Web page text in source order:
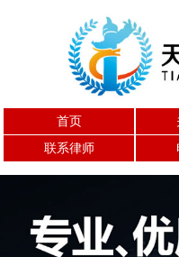
首页
联系律师